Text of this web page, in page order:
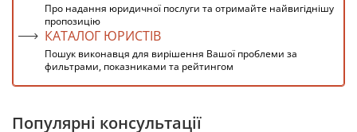
Про надання юридичної послуги та отримайте найвигіднішу
пропозицію
КАТАЛОГ ЮРИСТІВ
Пошук виконавця для вирішення Вашої проблеми за
фильтрами, показниками та рейтингом
Популярні консультації